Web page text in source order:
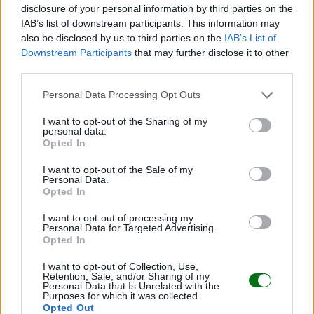
disclosure of your personal information by third parties on the
IAB’s list of downstream participants. This information may
also be disclosed by us to third parties on the IAB’s List of
Downstream Participants that may further disclose it to other
Personal Data Processing Opt Outs
I want to opt-out of the Sharing of my
personal data.
Opted In
I want to opt-out of the Sale of my
Personal Data.
Opted In
I want to opt-out of processing my
Personal Data for Targeted Advertising.
Opted In
I want to opt-out of Collection, Use,
Retention, Sale, and/or Sharing of my
Personal Data that Is Unrelated with the
Purposes for which it was collected.
Opted Out
Pfizer solicitará en noviembre la autorización de
su vacuna para niños de 6 meses a 5 años
LEER
NOTICIAS